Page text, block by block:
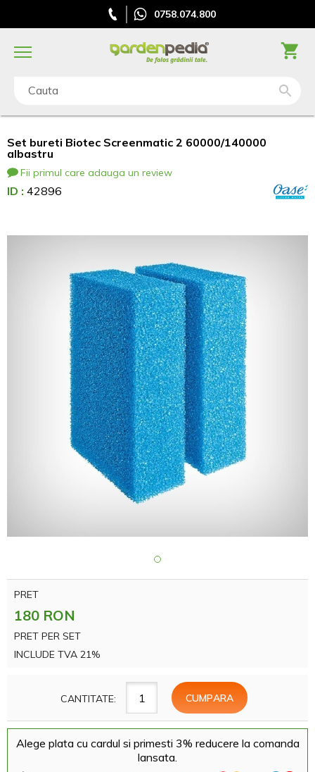
0758.074.800
Cauta
Set bureti Biotec Screenmatic 2 60000/140000
albastru
Fii primul care adauga un review
ID : 42896
PRET
180 RON
PRET PER SET
INCLUDE TVA 21%
CANTITATE:
Alege plata cu cardul si primesti 3% reducere la comanda
lansata.